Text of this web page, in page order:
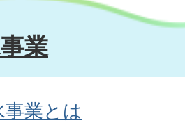
業
業とは